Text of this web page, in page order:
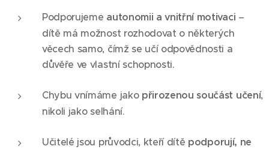
Podporujeme autonomii a vnitřní motivaci –
dítě má možnost rozhodovat o některých
věcech samo, čímž se učí odpovědnosti a
důvěře ve vlastní schopnosti.
Chybu vnímáme jako přirozenou součást učení,
nikoli jako selhání.
Učitelé jsou průvodci, kteří dítě podporují, ne